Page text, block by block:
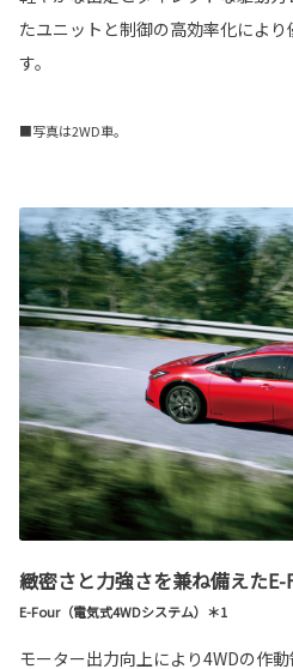
たユニットと制御の高効率化によ
す。
■写真は2WD車。
緻密さと力強さを兼ね備えたE-
E-Four（電気式4WDシステム）＊1
モーター出力向上により4WDの作